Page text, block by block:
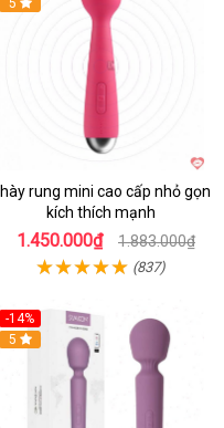
Hot
5
rung mini cao cấp nhỏ gọn
kích thích mạnh
1.450.000₫ 1.883.000₫
(837)
-14%
Hot
5